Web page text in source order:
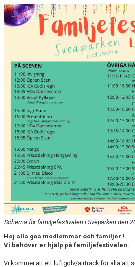
REGISTERUTDRAG
AVGIFTER & DATUM
FÖRENINGSKLÄDER
KALENDER
TÄVLING
KÖANMÖLAN
FRITIDSKORTET
Schema för familjefestivalen i Sveparken den
Hej alla goa medlemmar och familjer !
Vi behöver er hjälp på familjefestivalen.
Vi kommer att ett luftgolv/airtrack för alla att